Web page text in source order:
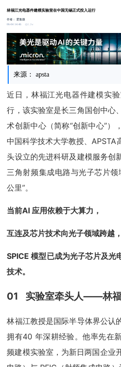
林福江光电器件建模实验室在中国无锡正式投入运行
作者：爱集微
06-04 14:46
1.2w
来源： apsta
近日，林福江光电器件建模实
行，该实验室是长三角国创中心
术创新中心（简称“创新中心”）
中国科学技术大学教授、APSTA
头设立的先进科研及建模服务创
三角射频集成电路与光子芯片
公里”。
当前AI 应用依赖于大算力，
互连及芯片技术向光子领域跨越，
SPICE 模型已成为光子芯片及光
技术。
01 实验室牵头人——林
林福江教授是国际半导体界公认
拥有40 年深耕经验。他率先在
频建模实验室，为新日两国企业